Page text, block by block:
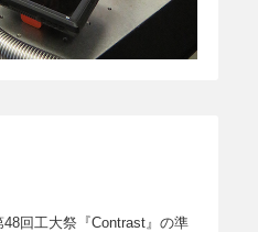
回工大祭『Contrast』の準